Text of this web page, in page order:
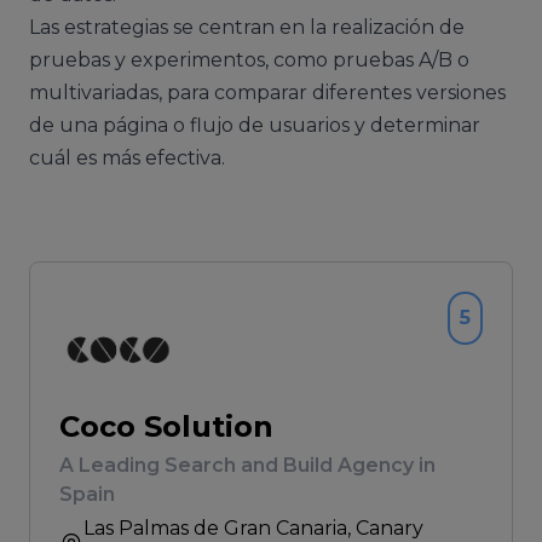
Las estrategias se centran en la realización de
pruebas y experimentos, como pruebas A/B o
multivariadas, para comparar diferentes versiones
de una página o flujo de usuarios y determinar
cuál es más efectiva.
Coco Solution
A Leading Search and Build Agency in
Spain
Las Palmas de Gran Canaria, Canary
5